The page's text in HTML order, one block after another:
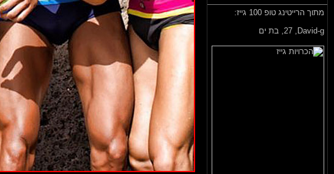
מתוך הרייטינג טופ 100 גייז:
David-g,
27, בת ים